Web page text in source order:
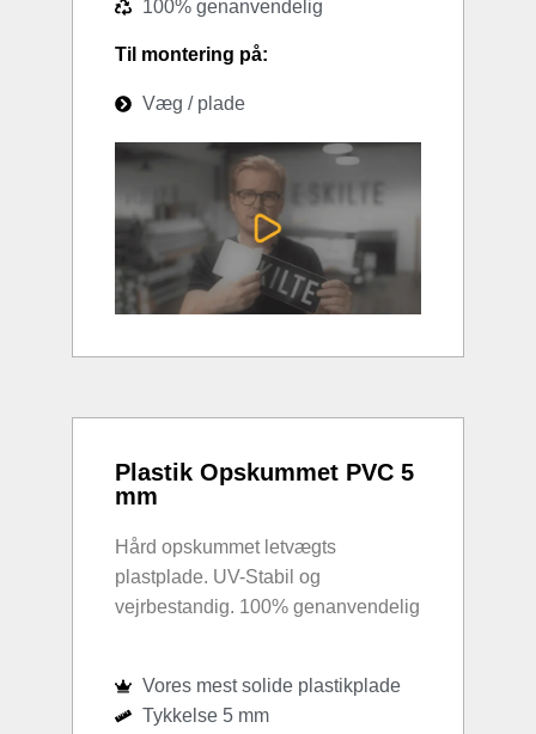
100% genanvendelig
Til montering på:
Væg / plade
Plastik Opskummet PVC 5
mm
Hård opskummet letvægts
plastplade. UV-Stabil og
vejrbestandig. 100% genanvendelig
Vores mest solide plastikplade
Tykkelse 5 mm